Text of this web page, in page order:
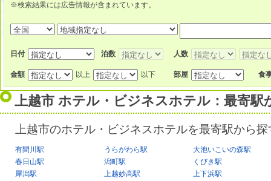
※検索結果には広告情報が含まれています。
日付 泊数 人数
金額 以上 以下 部屋 食
上越市 ホテル・ビジネスホテル：最寄駅
上越市のホテル・ビジネスホテルを最寄駅から
有間川駅 うらがわら駅
大池いこいの森駅
春日山駅
潟町駅
くびき駅
犀潟駅
上越妙高駅
上下浜駅